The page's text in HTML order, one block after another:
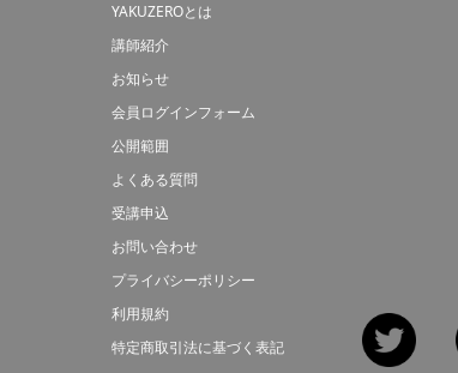
YAKUZEROとは
講師紹介
お知らせ
会員ログインフォーム
公開範囲
よくある質問
受講申込
お問い合わせ
プライバシーポリシー
利用規約
特定商取引法に基づく表記
Twitter